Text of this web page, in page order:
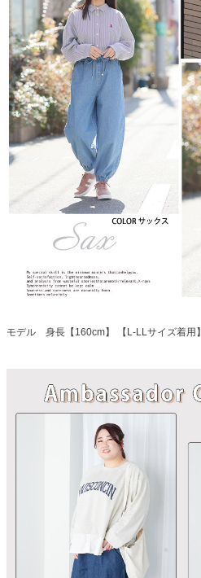
モデル 身長【160cm】 【L-LLサイズ着用】